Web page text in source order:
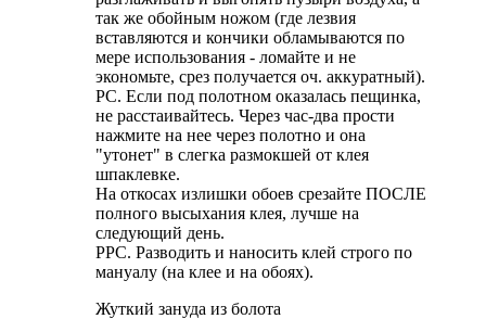
так же обойным ножом (где лезвия
вставляются и кончики обламываются по
мере использования - ломайте и не
экономьте, срез получается оч. аккуратный).
РС. Если под полотном оказалась пещинка,
не расстаивайтесь. Через час-два прости
нажмите на нее через полотно и она
"утонет" в слегка размокшей от клея
шпаклевке.
На откосах излишки обоев срезайте ПОСЛЕ
полного высыхания клея, лучше на
следующий день.
РРС. Разводить и наносить клей строго по
мануалу (на клее и на обоях).
Жуткий зануда из болота